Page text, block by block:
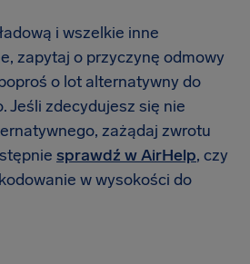
i wszelkie inne
zapytaj o przyczynę odmowy
o lot alternatywny do
Jeśli zdecydujesz się nie
zażądaj zwrotu
sprawdź w AirHelp, czy
w wysokości do